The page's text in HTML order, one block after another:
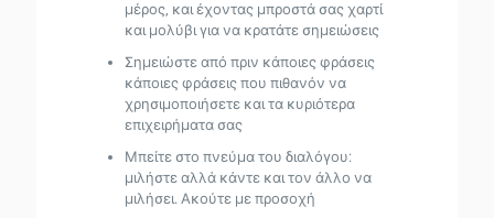
μέρος, και έχοντας μπροστά σας χαρτί
και μολύβι για να κρατάτε σημειώσεις
Σημειώστε από πριν κάποιες φράσεις
κάποιες φράσεις που πιθανόν να
χρησιμοποιήσετε και τα κυριότερα
επιχειρήματα σας
Μπείτε στο πνεύμα του διαλόγου:
μιλήστε αλλά κάντε και τον άλλο να
μιλήσει. Ακούτε με προσοχή